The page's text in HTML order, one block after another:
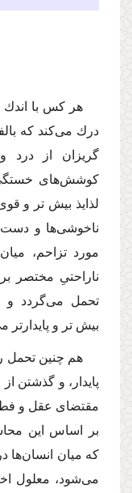
هر كس با اندك
درك مى‌كند كه
گریزان از
كوشش‌هاى خستگى
لذایذ بیش تر و قوى
ناخوشى‌ها و دست
مورد تزاحم،
ناراحتىِ مختصر
تحمل مى‌گردد و
بیش تر و پایدارتر
هم چنین تحمل
پایدار، و گذشتن
مقتضاى عقل و
بر اساس این
كه میان انسان‌ها
مى‌شود، معلول